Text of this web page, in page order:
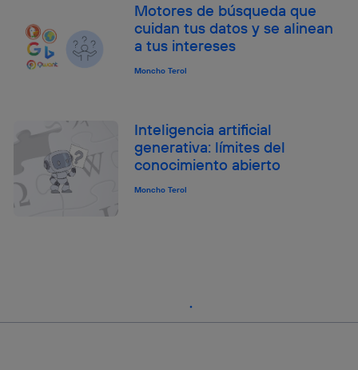
Motores de búsqueda que
cuidan tus datos y se alinean
a tus intereses
Moncho Terol
Inteligencia artificial
generativa: límites del
conocimiento abierto
Moncho Terol